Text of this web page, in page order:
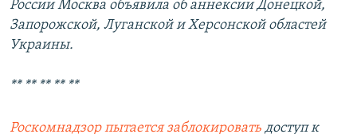
России Москва объявила об аннексии Донецкой,
Запорожской, Луганской и Херсонской областей
Украины.
** ** ** ** **
Роскомнадзор пытается заблокировать доступ к